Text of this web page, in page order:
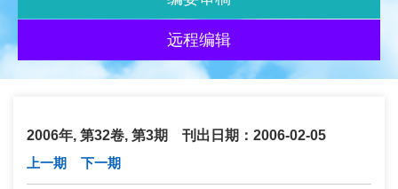
远程编辑
2006年, 第32卷, 第3期 刊出日期：2006-02-05
上一期
下一期